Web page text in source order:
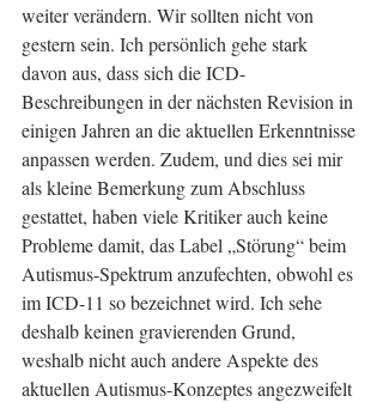
weiter verändern. Wir sollten nicht von
gestern sein. Ich persönlich gehe stark
davon aus, dass sich die ICD-
Beschreibungen in der nächsten Revision in
einigen Jahren an die aktuellen Erkenntnisse
anpassen werden. Zudem, und dies sei mir
als kleine Bemerkung zum Abschluss
gestattet, haben viele Kritiker auch keine
Probleme damit, das Label „Störung“ beim
Autismus-Spektrum anzufechten, obwohl es
im ICD-11 so bezeichnet wird. Ich sehe
deshalb keinen gravierenden Grund,
weshalb nicht auch andere Aspekte des
aktuellen Autismus-Konzeptes angezweifelt